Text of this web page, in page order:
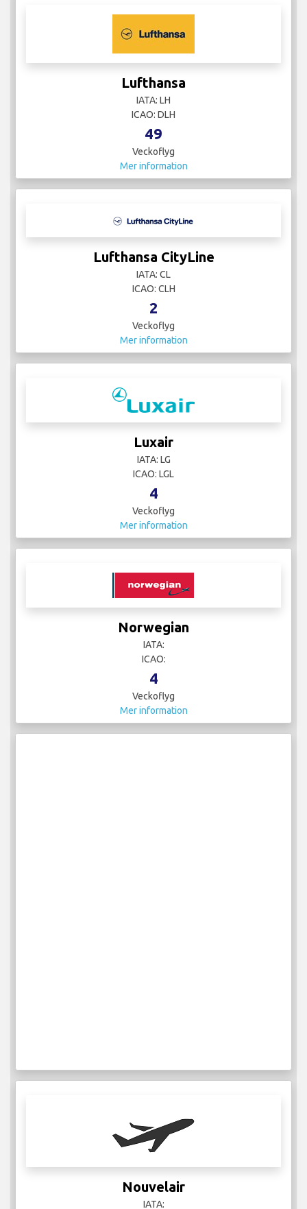
Lufthansa
IATA: LH
ICAO: DLH
49
Veckoflyg
Mer information
Lufthansa CityLine
IATA: CL
ICAO: CLH
2
Veckoflyg
Mer information
Luxair
IATA: LG
ICAO: LGL
4
Veckoflyg
Mer information
Norwegian
IATA:
ICAO:
4
Veckoflyg
Mer information
Nouvelair
IATA: